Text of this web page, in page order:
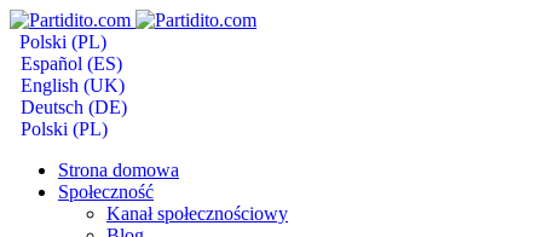
Polski (PL)
Español (ES)
English (UK)
Deutsch (DE)
Polski (PL)
Strona domowa
Społeczność
Kanał społecznościowy